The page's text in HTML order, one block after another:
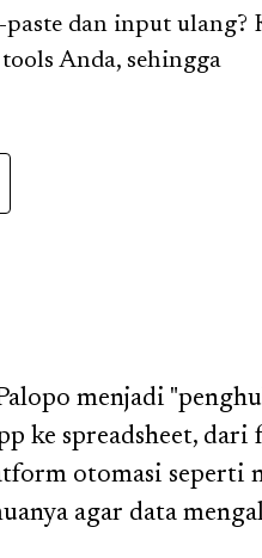
dan input ulang?
Anda, sehingga
menjadi
ke spreadsheet, dari
otomasi seperti
agar data